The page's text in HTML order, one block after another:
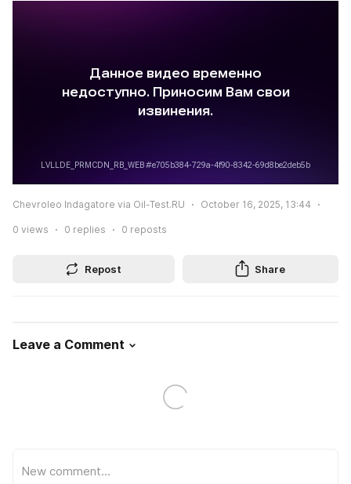
Chevroleo Indagatore via Oil-Test.RU October 16, 2025, 13:44
0 views 0 replies 0 reposts
Repost Share
Leave a Comment